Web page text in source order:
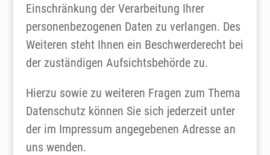
Einschränkung der Verarbeitung Ihrer
personenbezogenen Daten zu verlangen. Des
Weiteren steht Ihnen ein Beschwerderecht bei
der zuständigen Aufsichtsbehörde zu.
Hierzu sowie zu weiteren Fragen zum Thema
Datenschutz können Sie sich jederzeit unter
der im Impressum angegebenen Adresse an
uns wenden.